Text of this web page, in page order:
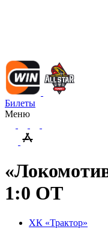
Билеты
Меню
1:0 ОТ
ХК «Трактор»